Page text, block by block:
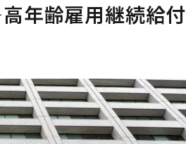
年齢雇用継続給付